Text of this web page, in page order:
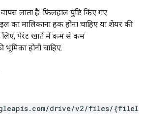
लाता है. फ़िलहाल पुष्टि किए गए
का मालिकाना हक होना चाहिए या शेयर की
लिए, पेरंट खाते में कम से कम
भूमिका होनी चाहिए.
drive/v2/files/{fileI